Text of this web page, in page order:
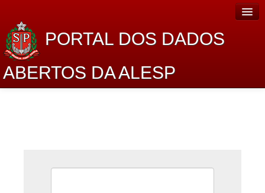
PORTAL DOS DADOS
ABERTOS DA ALESP
Lei de Acesso à Informação